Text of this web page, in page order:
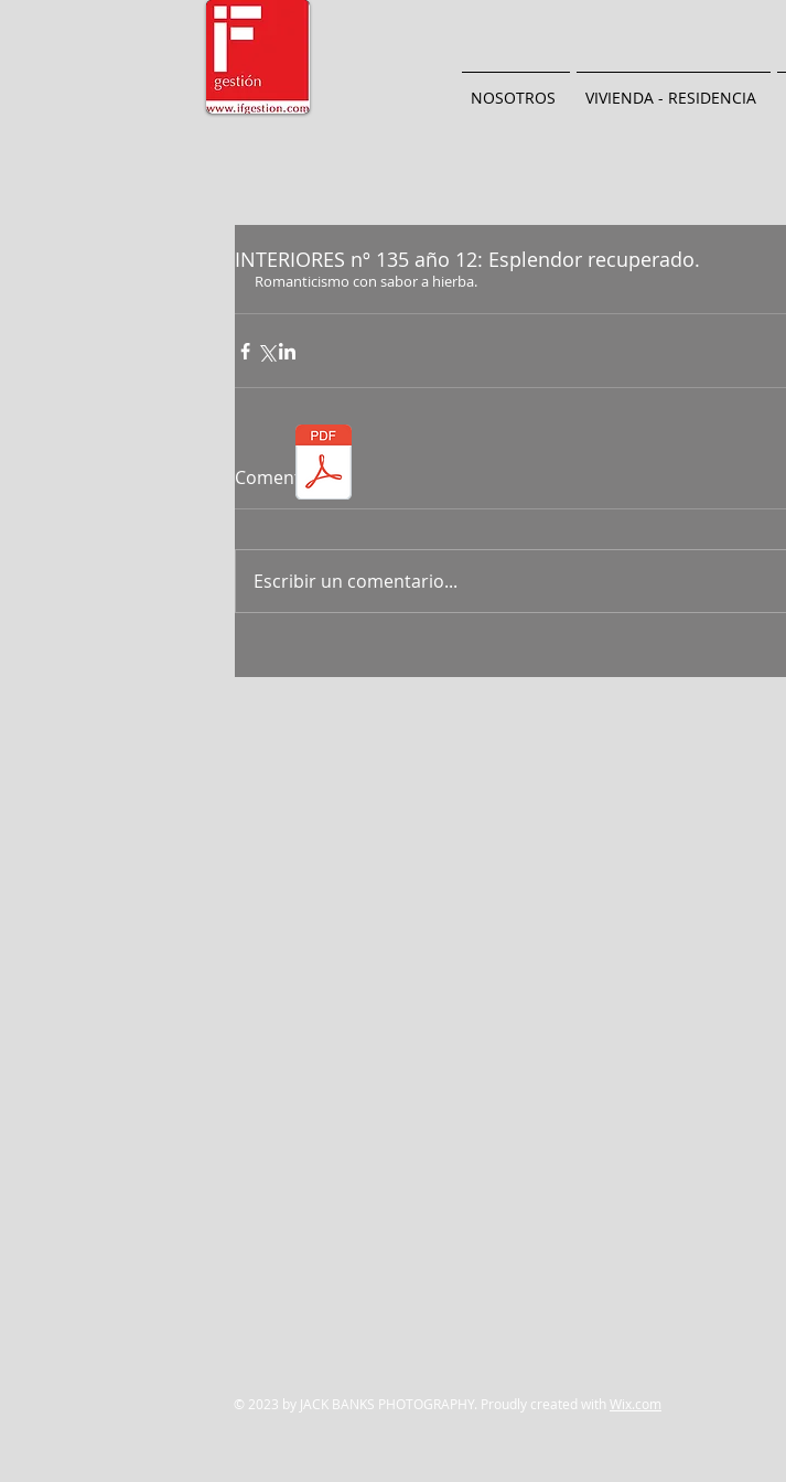
NOSOTROS VIVIENDA - RESIDENCIA
INTERIORES nº 135 año 12: Esplendor recuperado.
Romanticismo con sabor a hierba.
Comentarios
Escribir un comentario...
© 2023 by JACK BANKS PHOTOGRAPHY. Proudly created with Wix.com